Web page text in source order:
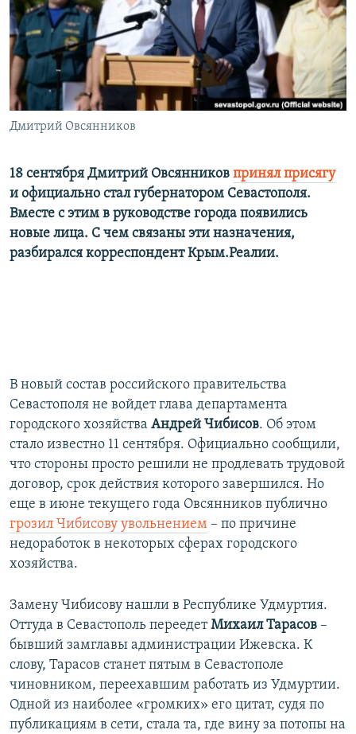
ПОБЕДИТЕЛЕЙ НЕ СУДЯТ?
КРЫМ.НЕПОКОРЕННЫЙ
ELIFBE
УКРАИНСКАЯ ПРОБЛЕМА КРЫМА
ПРИСОЕДИНЯЙТЕСЬ!
Все сайты RFE/RL
Дмитрий Овсянников
18 сентября Дмитрий Овсянников принял присягу
и официально стал губернатором Севастополя.
Вместе с этим в руководстве города появились
новые лица. С чем связаны эти назначения,
разбирался корреспондент Крым.Реалии.
В новый состав российского правительства
Севастополя не войдет глава департамента
городского хозяйства Андрей Чибисов. Об этом
стало известно 11 сентября. Официально сообщили,
что стороны просто решили не продлевать трудовой
договор, срок действия которого завершился. Но
еще в июне текущего года Овсянников публично
грозил Чибисову увольнением – по причине
недоработок в некоторых сферах городского
хозяйства.
Замену Чибисову нашли в Республике Удмуртия.
Оттуда в Севастополь переедетМихаил Тарасов –
бывший замглавы администрации Ижевска. К
слову, Тарасов станет пятым в Севастополе
чиновником, переехавшим работать из Удмуртии.
Одной из наиболее «громких» его цитат, судя по
публикациям в сети, стала та, где вину за потопы на